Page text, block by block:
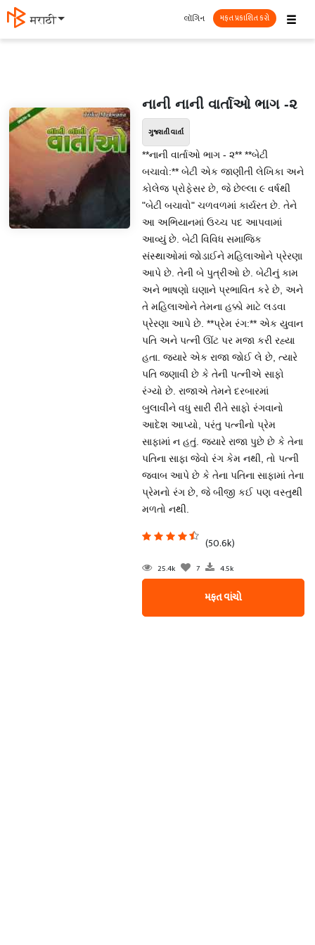
मराठी ☰
લૉગિન મફત પ્રકાશિત કરો
નાની નાની વાર્તાઓ ભાગ -૨
ગુજરાતી વાર્તા
**નાની વાર્તાઓ ભાગ - ૨** **બેટી
બચાવો:** બેટી એક જાણીતી લેખિકા અને
કોલેજ પ્રોફેસર છે, જે છેલ્લા ૯ વર્ષથી
"બેટી બચાવો" ચળવળમાં કાર્યરત છે. તેને
આ અભિયાનમાં ઉચ્ચ પદ આપવામાં
આવ્યું છે. બેટી વિવિધ સમાજિક
સંસ્થાઓમાં જોડાઈને મહિલાઓને પ્રેરણા
આપે છે. તેની બે પુત્રીઓ છે. બેટીનું કામ
અને ભાષણો ઘણાને પ્રભાવિત કરે છે, અને
તે મહિલાઓને તેમના હક્કો માટે લડવા
પ્રેરણા આપે છે. **પ્રેમ રંગ:** એક યુવાન
પતિ અને પત્ની ઊંટ પર મજા કરી રહ્યા
હતા. જ્યારે એક રાજા જોઈ લે છે, ત્યારે
પતિ જણાવી છે કે તેની પત્નીએ સાફો
રંગ્યો છે. રાજાએ તેમને દરબારમાં
બુલાવીને વધુ સારી રીતે સાફો રંગવાનો
આદેશ આપ્યો, પરંતુ પત્નીનો પ્રેમ
સાફામાં ન હતું. જ્યારે રાજા પુછે છે કે તેના
પતિના સાફા જેવો રંગ કેમ નથી, તો પત્ની
જવાબ આપે છે કે તેના પતિના સાફામાં તેના
પ્રેમનો રંગ છે, જે બીજી કઈ પણ વસ્તુથી
મળતો નથી.
(50.6k)
25.4k 7 4.5k
મફત વાંચો